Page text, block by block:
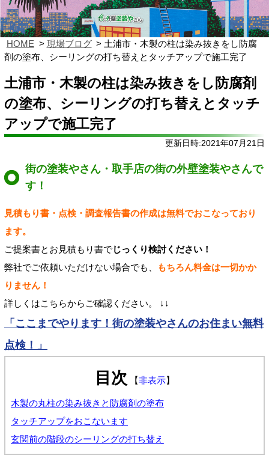
HOME 現場ブログ
土浦市・木製の柱は染み抜きをし防腐
剤の塗布、シーリングの打ち替えとタッチアップで施工完了
土浦市・木製の柱は染み抜きをし防腐剤
の塗布、シーリングの打ち替えとタッチ
アップで施工完了
更新日時:2021年07月21日
街の塗装やさん・取手店の街の外壁塗装やさんで
す！
見積もり書・点検・調査報告書の作成は無料でおこなっており
ます。
ご提案書とお見積もり書でじっくり検討ください！
弊社でご依頼いただけない場合でも、
もちろん料金は一切かか
りません！
詳しくはこちらからご確認ください。 ↓↓
「ここまでやります！街の塗装やさんのお住まい無料
点検！」
目次 【非表示】
木製の丸柱の染み抜きと防腐剤の塗布
タッチアップをおこないます
玄関前の階段のシーリングの打ち替え